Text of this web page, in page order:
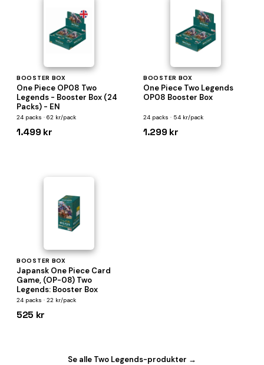
BOOSTER BOX
One Piece OP08 Two
Legends - Booster Box (24
Packs) - EN
24 packs · 62 kr/pack
1.499 kr
BOOSTER BOX
One Piece Two Legends
OP08 Booster Box
24 packs · 54 kr/pack
1.299 kr
BOOSTER BOX
Japansk One Piece Card
Game, (OP-08) Two
Legends: Booster Box
24 packs · 22 kr/pack
525 kr
Se alle Two Legends-produkter →